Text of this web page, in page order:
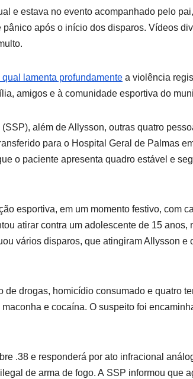
e estava no evento acompanhado pelo
após o início dos disparos. Vídeos
lamenta profundamente a violência
amigos e à comunidade esportiva do
além de Allysson, outras quatro
para o Hospital Geral de Palmas
o paciente apresenta quadro estável e
esportiva, em um momento festivo, com
atirar contra um adolescente de 15 anos,
vários disparos, que atingiram Allysson e
de drogas, homicídio consumado e quatro
e cocaína. O suspeito foi
.38 e responderá por ato infracional
de arma de fogo. A SSP informou que